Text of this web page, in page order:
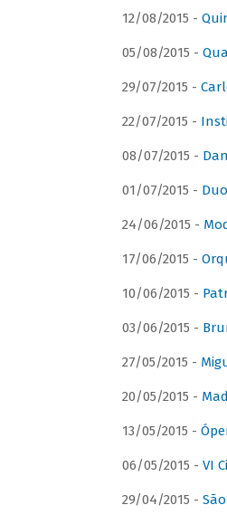
12/08/2015 -
05/08/2015 -
29/07/2015 -
22/07/2015 -
08/07/2015 -
01/07/2015 -
24/06/2015 -
17/06/2015 -
10/06/2015 -
03/06/2015 -
27/05/2015 -
20/05/2015 -
13/05/2015 -
06/05/2015 - VI
29/04/2015 -